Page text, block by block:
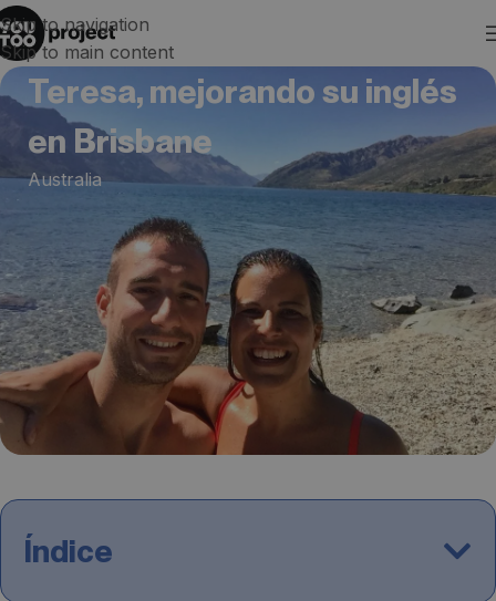
Skip to navigation
Skip to main content
Teresa, mejorando su inglés
en Brisbane
Australia
Índice